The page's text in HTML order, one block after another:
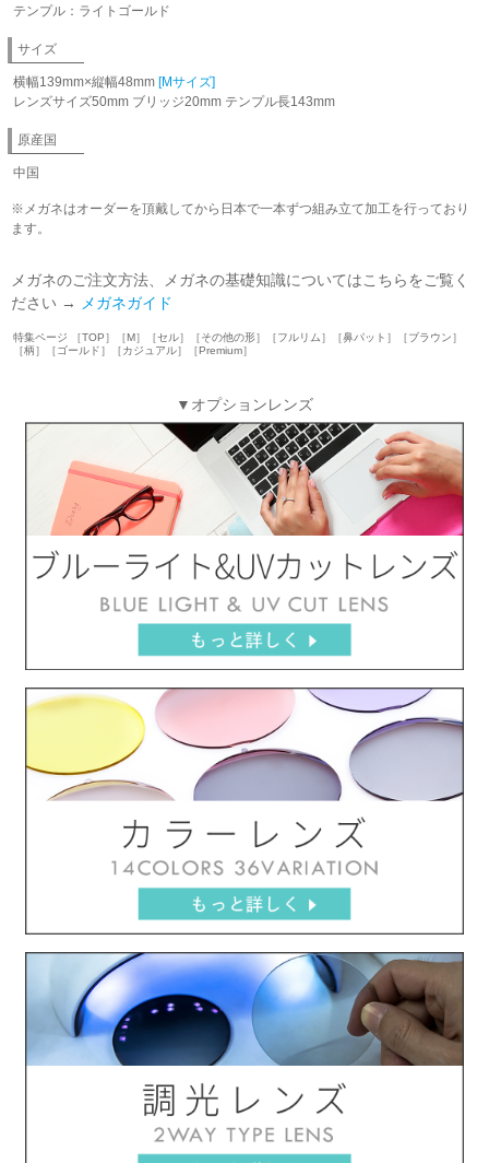
テンプル：ライトゴールド
サイズ
横幅139mm×縦幅48mm [Mサイズ]
レンズサイズ50mm ブリッジ20mm テンプル長143mm
原産国
中国
※メガネはオーダーを頂戴してから日本で一本ずつ組み立て加工を行っており
ます。
メガネのご注文方法、メガネの基礎知識についてはこちらをご覧く
ださい →
メガネガイド
特集ページ ［TOP］［M］［セル］［その他の形］［フルリム］［鼻パット］［ブラウン］
［柄］［ゴールド］［カジュアル］［Premium］
▼オプションレンズ